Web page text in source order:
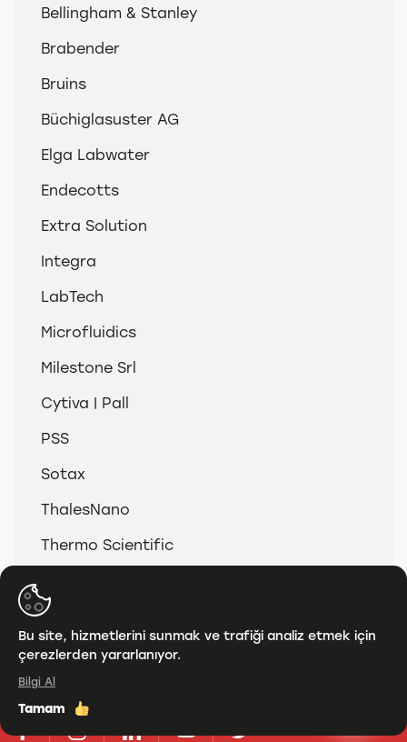
Bellingham & Stanley
Brabender
Bruins
Büchiglasuster AG
Elga Labwater
Endecotts
Extra Solution
Integra
LabTech
Microfluidics
Milestone Srl
Cytiva | Pall
PSS
Sotax
ThalesNano
Thermo Scientific
Bu site, hizmetlerini sunmak ve trafiği analiz etmek için
çerezlerden yararlanıyor.
Bilgi Al
Tamam